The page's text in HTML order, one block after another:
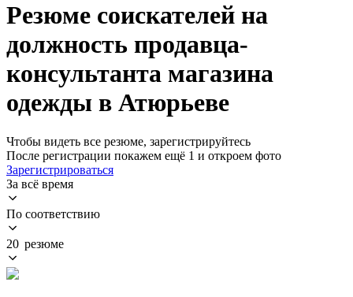
Резюме соискателей на
должность продавца-
консультанта магазина
одежды в Атюрьеве
Чтобы видеть все резюме, зарегистрируйтесь
После регистрации покажем ещё 1 и откроем фото
Зарегистрироваться
За всё время
По соответствию
20 резюме